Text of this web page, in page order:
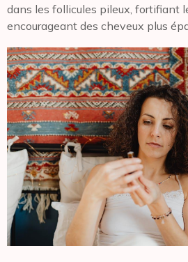
dans les follicules pileux, fortifiant
encourageant des cheveux plus